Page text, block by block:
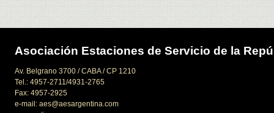
Asociación Estaciones de Servicio de la
Av. Belgrano 3700 / CABA / CP 1210
Tel.: 4957-2711/4931-2765
Fax: 4957-2925
e-mail: aes@aesargentina.com